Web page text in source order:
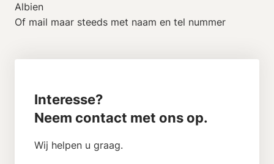
Albien
Of mail maar steeds met naam en tel nummer
Interesse?
Neem contact met ons op.
Wij helpen u graag.